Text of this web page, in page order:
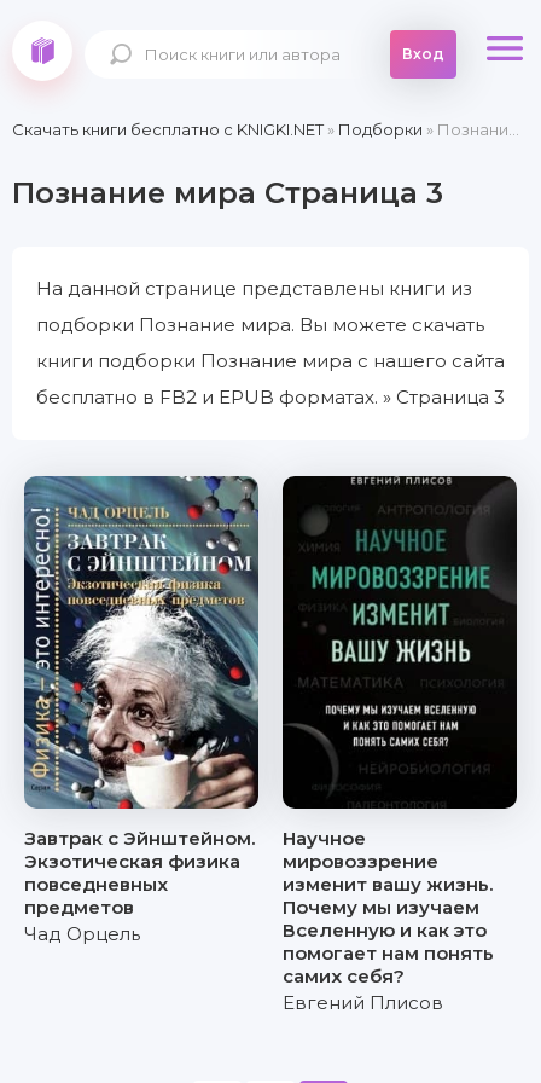
Вход
Скачать книги бесплатно c KNIGKI.NET» Подборки » Познание мира » Страница 3
Познание мира Страница 3
На данной странице представлены книги из
подборки Познание мира. Вы можете скачать
книги подборки Познание мира с нашего сайта
бесплатно в FB2 и EPUB форматах. » Страница 3
Завтрак с Эйнштейном.
Экзотическая физика
повседневных
предметов
Чад Орцель
Научное
мировоззрение
изменит вашу жизнь.
Почему мы изучаем
Вселенную и как это
помогает нам понять
самих себя?
Евгений Плисов